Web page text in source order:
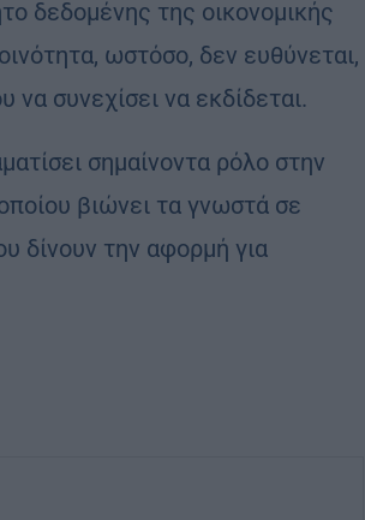
δεδομένης της οικονομικής
ωστόσο, δεν ευθύνεται,
συνεχίσει να εκδίδεται.
σημαίνοντα ρόλο στην
βιώνει τα γνωστά σε
δίνουν την αφορμή για